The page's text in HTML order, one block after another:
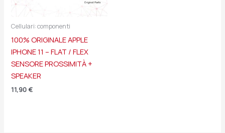
Cellulari: componenti
100% ORIGINALE APPLE
IPHONE 11 – FLAT / FLEX
SENSORE PROSSIMITÀ +
SPEAKER
11,90 €